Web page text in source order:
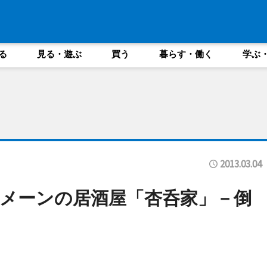
見る・遊ぶ 買う 暮らす・働く 学ぶ
2013.03.04
ーンの居酒屋「杏呑家」－倒